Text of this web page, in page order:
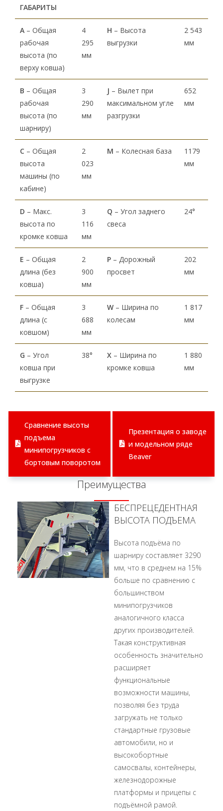
ГАБАРИТЫ
А – Общая
рабочая
высота (по
верху ковша)
4
295
мм
H – Высота
выгрузки
2 543
мм
В – Общая
рабочая
высота (по
шарниру)
3
290
мм
J – Вылет при
максимальном угле
разгрузки
652
мм
С – Общая
высота
машины (по
кабине)
2
023
мм
M – Колесная база
1179
мм
D – Макс.
высота по
кромке ковша
3
116
мм
Q – Угол заднего
свеса
24°
Е – Общая
длина (без
ковша)
2
900
мм
P – Дорожный
просвет
202
мм
F – Общая
длина (с
ковшом)
3
688
мм
W – Ширина по
колесам
1 817
мм
G – Угол
ковша при
выгрузке
38° X – Ширина по
кромке ковша
1 880
мм
Сравнение высоты
подъема
минипогрузчиков с
бортовым поворотом
Презентация о заводе
и модельном ряде
Beaver
Преимущества
БЕСПРЕЦЕДЕНТНАЯ
ВЫСОТА ПОДЪЕМА
Высота подъёма по
шарниру составляет 3290
мм, что в среднем на 15%
больше по сравнению с
большинством
минипогрузчиков
аналогичного класса
других производителей.
Такая конструктивная
особенность значительно
расширяет
функциональные
возможности машины,
позволяя без труда
загружать не только
стандартные грузовые
автомобили, но и
высокобортные
самосвалы, контейнеры,
железнодорожные
платформы и прицепы с
подъёмной рамой.